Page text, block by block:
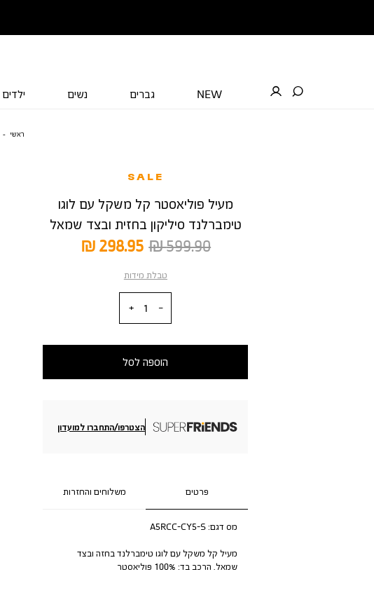
NEW גברים נשים ילדים
ראשי
SALE
מעיל פוליאסטר קל משקל עם לוגו
טימברלנד סיליקון בחזית ובצד שמאל
מחיר
298.95 ₪
מחיר
599.90 ₪
טבלת מידות
הוספה לסל
הצטרפו/התחברו למועדון
פרטים משלוחים והחזרות
מס דגם:A5RCC-CY5-S
מעיל קל משקל עם לוגו טימברלנד בחזה ובצד
שמאל. הרכב בד: 100% פוליאסטר